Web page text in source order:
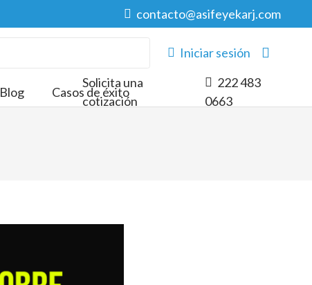
contacto@asifeyekarj.com
Iniciar sesión
Blog Casos de éxito
Solicita una
cotización
222 483
0663